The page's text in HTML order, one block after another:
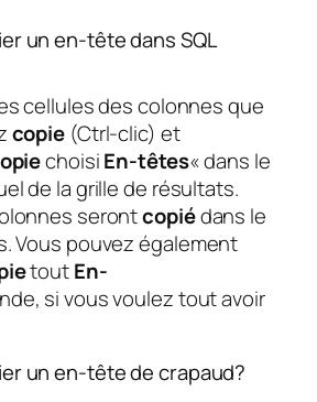
un en-tête dans SQL
cellules des colonnes que
copie (Ctrl-clic) et
choisiEn-têtes« dans le
de la grille de résultats.
serontcopiédans le
Vous pouvez également
toutEn-
si vous voulez tout avoir
un en-tête de crapaud?